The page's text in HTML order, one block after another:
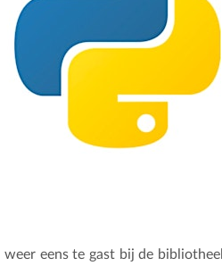
eens te gast bij de